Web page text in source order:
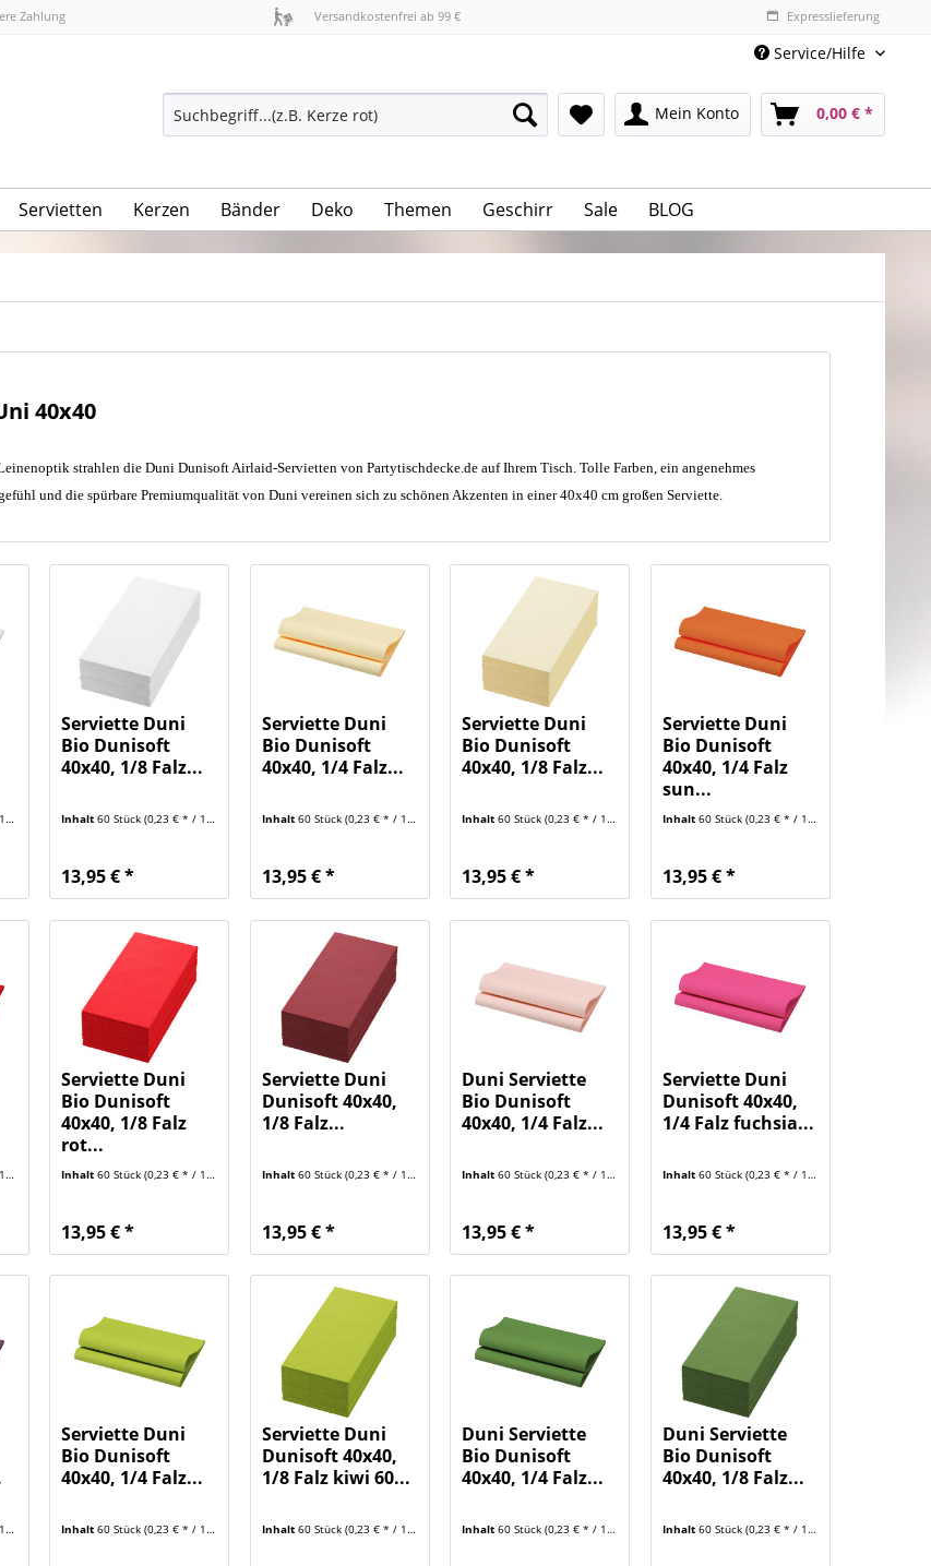
Zahlung Versandkostenfrei ab 99 € Expresslieferung
Service/Hilfe
Mein Konto 0,00 € *
Servietten Kerzen Bänder Deko Themen Geschirr Sale BLOG
40x40
strahlen die Duni Dunisoft Airlaid-Servietten von Partytischdecke.de auf Ihrem Tisch. Tolle Farben, ein angenehmes
und die spürbare Premiumqualität von Duni vereinen sich zu schönen Akzenten in einer 40x40 cm großen Serviette.
Serviette Duni
Bio Dunisoft
40x40, 1/8 Falz...
Inhalt 60 Stück (0,23 € * / 1 Stück)
13,95 € *
Serviette Duni
Bio Dunisoft
40x40, 1/4 Falz...
Inhalt 60 Stück (0,23 € * / 1 Stück)
13,95 € *
Serviette Duni
Bio Dunisoft
40x40, 1/8 Falz...
Inhalt60 Stück(0,23 € * / 1 Stück)
13,95 € *
Serviette Duni
Bio Dunisoft
40x40, 1/4 Falz
sun...
Inhalt 60 Stück (0,23 € * / 1 Stück)
13,95 € *
Serviette Duni
Bio Dunisoft
40x40, 1/8 Falz
rot...
Inhalt 60 Stück (0,23 € * / 1 Stück)
13,95 € *
Serviette Duni
Dunisoft 40x40,
1/8 Falz...
Inhalt 60 Stück (0,23 € * / 1 Stück)
13,95 € *
Duni Serviette
Bio Dunisoft
40x40, 1/4 Falz...
Inhalt60 Stück(0,23 € * / 1 Stück)
13,95 € *
Serviette Duni
Dunisoft 40x40,
1/4 Falz fuchsia...
Inhalt 60 Stück (0,23 € * / 1 Stück)
13,95 € *
Serviette Duni
Bio Dunisoft
40x40, 1/4 Falz...
Inhalt 60 Stück (0,23 € * / 1 Stück)
Serviette Duni
Dunisoft 40x40,
1/8 Falz kiwi 60...
Inhalt 60 Stück (0,23 € * / 1 Stück)
Duni Serviette
Bio Dunisoft
40x40, 1/4 Falz...
Inhalt60 Stück(0,23 € * / 1 Stück)
Duni Serviette
Bio Dunisoft
40x40, 1/8 Falz...
Inhalt 60 Stück (0,23 € * / 1 Stück)